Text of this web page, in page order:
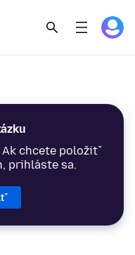
chcete položiť
prihláste sa.